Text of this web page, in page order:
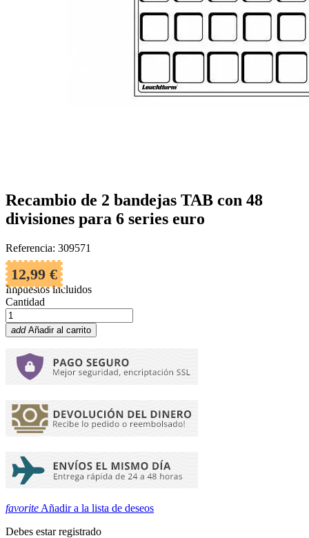
Recambio de 2 bandejas TAB con 48
divisiones para 6 series euro
Referencia: 309571
12,99 €
Impuestos incluidos
Cantidad
add Añadir al carrito
favorite Añadir a la lista de deseos
Debes estar registrado